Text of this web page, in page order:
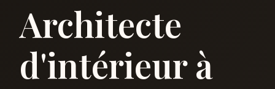
Architecte
d'intérieur à